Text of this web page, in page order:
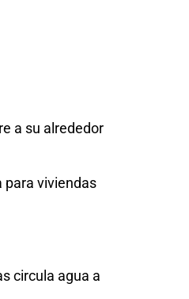
a su alrededor
para viviendas
circula agua a